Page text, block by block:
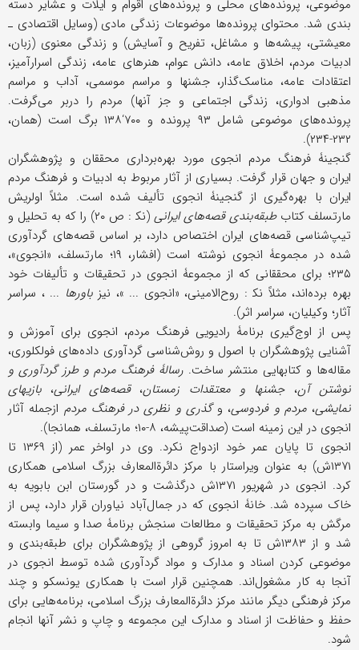
موضوعی، پرونده‌های محلی و پرونده‌های اقوام و ایلات و عشایر دسته
بندی شد. محتوای پرونده‌ها موضوعات زندگی مادی (وسایل اقتصادی ـ
معیشتی، پیشه‌ها و مشاغل، تفریح و آسایش) و زندگی معنوی (زبان،
ادبیات مردم، اخلاق عامه، دانش عوام، هنرهای عامه، زندگی اسرارآمیز،
اعتقادات عامه، مناسک‌گذار، جشنها و مراسم موسمی، آداب و مراسم
مذهبی ادواری، زندگی اجتماعی و جز آنها) مردم را دربر می‌گرفت.
پرونده‌های موضوعی شامل ۹۳ پرونده و ۷۰۰‘۱۳۸ برگ است (همان،
۲۳۲-۲۳۴).
گنجینۀ فرهنگ مردم انجوی مورد بهره‌برداری محققان و پژوهشگران
ایران و جهان قرار گرفت. بسیاری از آثار مربوط به ادبیات و فرهنگ مردم
ایران با بهره‌گیری از گنجینۀ انجوی تألیف شده است. مثلاً اولریش
مارتسلف کتابطبقه‌بندی قصه‌های ایرانی
(نک‍ : ص ۲۰) را که به تحلیل و
تیپ‌شناسی قصه‌های ایران اختصاص دارد، بر اساس قصه‌های گردآوری
شده در مجموعۀ انجوی نوشته است (افشار، ۱۹؛ مارتسلف، «انجوی»،
۲۳۵؛ برای محققانی که از مجموعۀ انجوی در تحقیقات و تألیفات خود
بهره برده‌اند، مثلاً نک‍ : روح‌الامینی، «انجوی ... »، نیزباورها ... ، سراسر
آثار؛ وکیلیان، سراسر اثر).
پس از اوج‌گیری برنامۀ رادیویی فرهنگ مردم، انجوی برای آموزش و
آشنایی پژوهشگران با اصول و روش‌شناسی گردآوری داده‌های فولکلوری،
مقاله‌ها و کتابهایی منتشر ساخت. رسالۀ فرهنگ مردم و طرز گردآوری و
نوشتن آن،جشنها و معتقدات زمستان،قصه‌های ایرانی، بازیهای
نمایشی،مردم و فردوسی، وگذری و نظری در فرهنگ مردم ازجمله آثار
انجوی در این زمینه است (صداقت‌پیشه، ۸-۱۰؛ مارتسلف، همانجا).
انجوی تا پایان عمر خود ازدواج نکرد. وی در اواخر عمر (از ۱۳۶۹ تا
۱۳۷۱ش) به عنوان ویراستار با مرکز دائرةالمعارف بزرگ اسلامی همکاری
کرد. انجوی در شهریور ۱۳۷۱ش درگذشت و در گورستان ابن بابویه به
خاک سپرده شد. خانۀ انجوی که در جمال‌آباد نیاوران قرار دارد، پس از
مرگش به مرکز تحقیقات و مطالعات سنجش برنامۀ صدا و سیما وابسته
شد و از ۱۳۸۳ش تا به امروز گروهی از پژوهشگران برای طبقه‌بندی و
موضوعی کردن اسناد و مدارک و مواد گردآوری شده توسط انجوی در
آنجا به کار مشغول‌اند. همچنین قرار است با همکاری یونسکو و چند
مرکز فرهنگی دیگر مانند مرکز دائرةالمعارف بزرگ اسلامی، برنامه‌هایی برای
حفظ و حفاظت از اسناد و مدارک این مجموعه و چاپ و نشر آنها انجام
شود.